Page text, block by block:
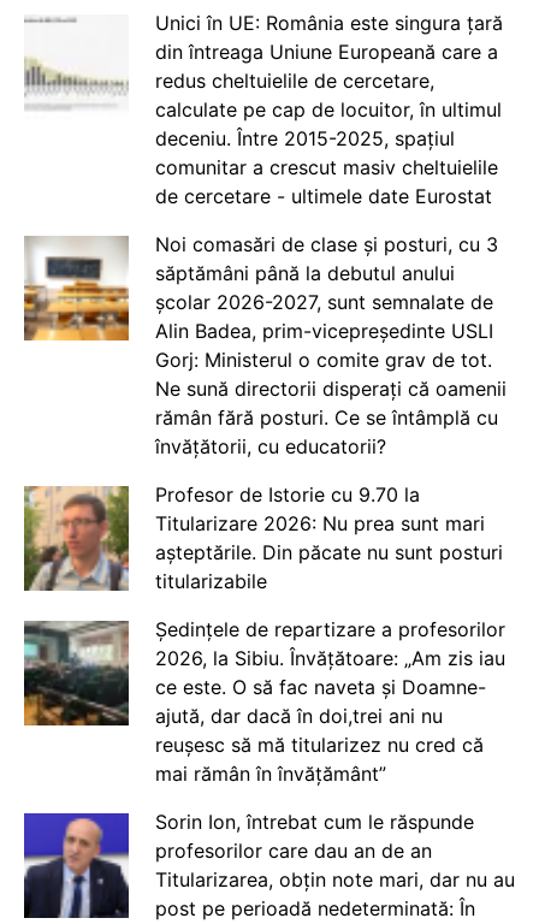
Unici în UE: România este singura țară
din întreaga Uniune Europeană care a
redus cheltuielile de cercetare,
calculate pe cap de locuitor, în ultimul
deceniu. Între 2015-2025, spațiul
comunitar a crescut masiv cheltuielile
de cercetare - ultimele date Eurostat
Noi comasări de clase și posturi, cu 3
săptămâni până la debutul anului
școlar 2026-2027, sunt semnalate de
Alin Badea, prim-vicepreședinte USLI
Gorj: Ministerul o comite grav de tot.
Ne sună directorii disperați că oamenii
rămân fără posturi. Ce se întâmplă cu
învățătorii, cu educatorii?
Profesor de Istorie cu 9.70 la
Titularizare 2026: Nu prea sunt mari
așteptările. Din păcate nu sunt posturi
titularizabile
Ședințele de repartizare a profesorilor
2026, la Sibiu. Învățătoare: „Am zis iau
ce este. O să fac naveta și Doamne-
ajută, dar dacă în doi,trei ani nu
reușesc să mă titularizez nu cred că
mai rămân în învățământ”
Sorin Ion, întrebat cum le răspunde
profesorilor care dau an de an
Titularizarea, obțin note mari, dar nu au
post pe perioadă nedeterminată: În